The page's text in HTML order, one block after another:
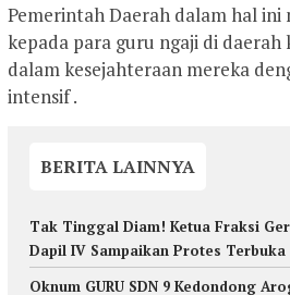
Pemerintah Daerah dalam hal ini
kepada para guru ngaji di daerah
dalam kesejahteraan mereka
intensif .
BERITA LAINNYA
Tak Tinggal Diam! Ketua Fraksi
Dapil IV Sampaikan Protes Terbuka
Oknum GURU SDN 9 Kedondong